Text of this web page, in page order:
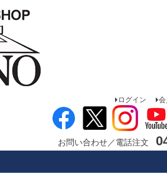
ログイン
お問い合わせ／電話注文